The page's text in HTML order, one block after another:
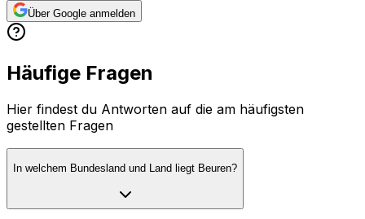
Über Google anmelden
Häufige Fragen
Hier findest du Antworten auf die am häufigsten
gestellten Fragen
In welchem Bundesland und Land liegt Beuren?